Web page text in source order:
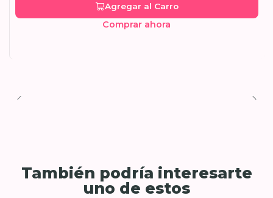
Agregar al Carro
Comprar ahora
También podría interesarte
uno de estos